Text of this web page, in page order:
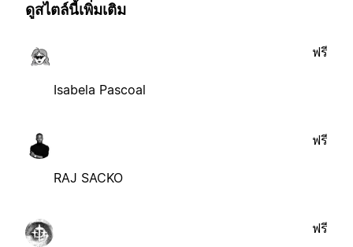
ดูสไตล์นี้เพิ่มเติม
Isabela Pascoal
ฟรี
RAJ SACKO
ฟรี
ฟรี